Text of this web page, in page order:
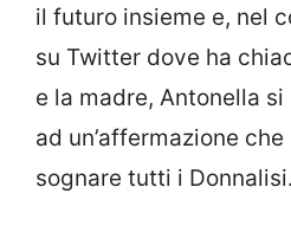
il futuro insieme e, nel
su Twitter dove ha
e la madre, Antonella
ad un’affermazione
sognare tutti i Donnalisi.